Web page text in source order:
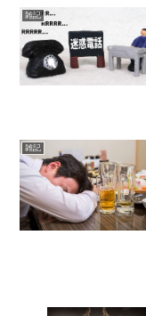
雑記
雑記